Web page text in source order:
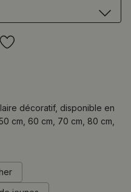
décoratif, disponible en
cm, 60 cm, 70 cm, 80 cm,